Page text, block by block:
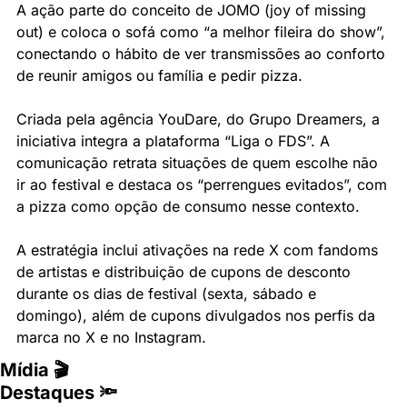
A ação parte do conceito de JOMO (joy of missing
out) e coloca o sofá como “a melhor fileira do show”,
conectando o hábito de ver transmissões ao conforto
de reunir amigos ou família e pedir pizza.
Criada pela agência YouDare, do Grupo Dreamers, a
iniciativa integra a plataforma “Liga o FDS”. A
comunicação retrata situações de quem escolhe não
ir ao festival e destaca os “perrengues evitados”, com
a pizza como opção de consumo nesse contexto.
A estratégia inclui ativações na rede X com fandoms
de artistas e distribuição de cupons de desconto
durante os dias de festival (sexta, sábado e
domingo), além de cupons divulgados nos perfis da
marca no X e no Instagram.
Mídia 🎬
Destaques 🔦